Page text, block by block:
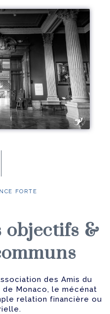
FORTE
objectifs &
des Amis du
Monaco, le mécénat
relation financière ou